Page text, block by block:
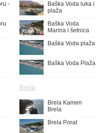
-
Baška Voda luka i
plaža
Baška Voda
Marina i šetnica
Baška Voda plaža
Baška Voda Plaža
Brela
Brela Kamen
Brela
Brela Porat